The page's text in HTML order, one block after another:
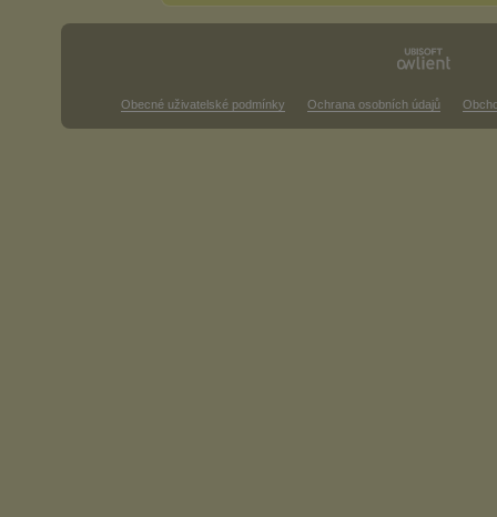
Obecné uživatelské podmínky Ochrana osobních údajů